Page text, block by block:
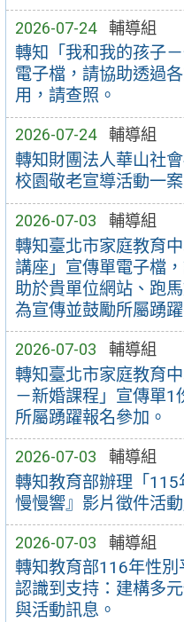
2026-07-24 輔導組
轉知「我和我的孩子
電子檔，請協助透過
用，請查照。
2026-07-24 輔導組
轉知財團法人華山社
校園敬老宣導活動一
2026-07-03 輔導組
轉知臺北市家庭教育
講座」宣傳單電子檔
助於貴單位網站、跑
為宣傳並鼓勵所屬踴躍
2026-07-03 輔導組
轉知臺北市家庭教育
－新婚課程」宣傳單1
所屬踴躍報名參加。
2026-07-03 輔導組
轉知教育部辦理「
慢慢響』影片徵件活
2026-07-03 輔導組
轉知教育部116年性
認識到支持：建構多
與活動訊息。